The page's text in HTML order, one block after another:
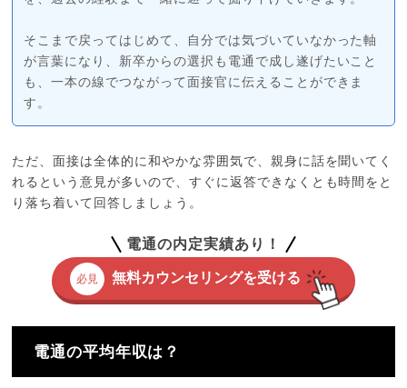
そこまで戻ってはじめて、自分では気づいていなかった軸
が言葉になり、新卒からの選択も電通で成し遂げたいこと
も、一本の線でつながって面接官に伝えることができま
す。
ただ、面接は全体的に和やかな雰囲気で、親身に話を聞いてく
れるという意見が多いので、すぐに返答できなくとも時間をと
り落ち着いて回答しましょう。
電通の内定実績あり！
必見 無料カウンセリングを受ける
電通の平均年収は？